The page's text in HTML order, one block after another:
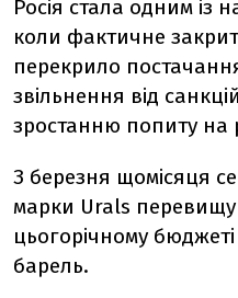
Росія стала одним із
коли фактичне
перекрило
звільнення від
зростанню попиту на
З березня щомісяця
марки Urals
цьогорічному
барель.